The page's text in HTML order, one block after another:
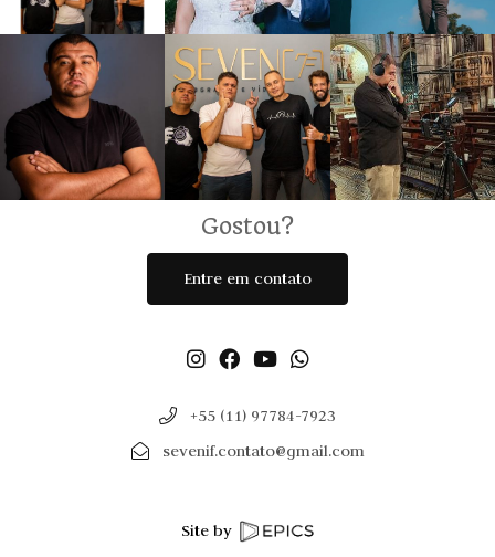
Gostou?
Entre em contato
+55 (11) 97784-7923
sevenif.contato@gmail.com
Site by